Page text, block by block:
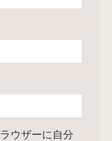
ウザーに自分